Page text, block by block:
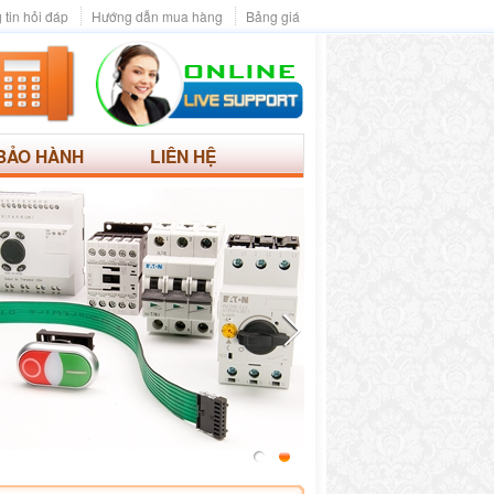
Bảng giá
Hướng dẫn mua hàng
tin hỏi đáp
HÀNH LIÊN HỆ